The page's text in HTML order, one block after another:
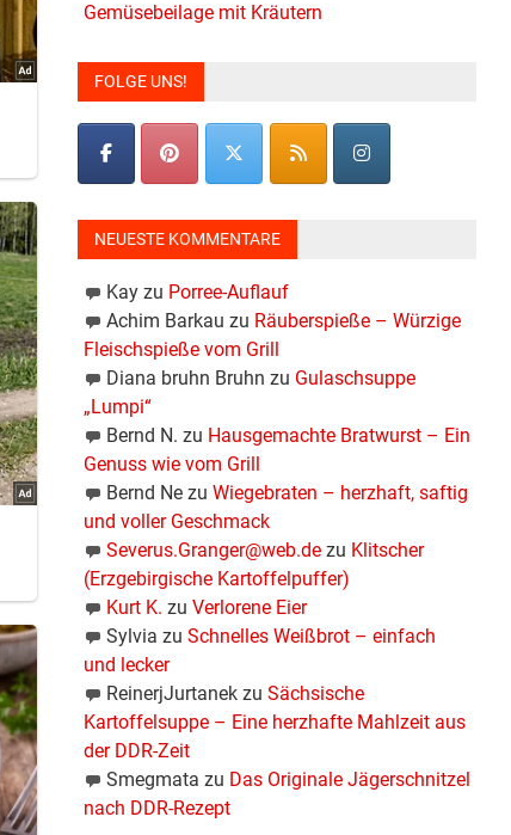
Gemüsebeilage mit Kräutern
FOLGE UNS!
NEUESTE KOMMENTARE
Kayzu Porree-Auflauf
Achim Barkau zu Räuberspieße – Würzige
Fleischspieße vom Grill
Diana bruhn Bruhn zu Gulaschsuppe
„Lumpi“
Bernd N. zu Hausgemachte Bratwurst – Ein
Genuss wie vom Grill
Bernd Nezu Wiegebraten – herzhaft, saftig
und voller Geschmack
Severus.Granger@web.dezu Klitscher
(Erzgebirgische Kartoffelpuffer)
Kurt K. zu Verlorene Eier
Sylvia zu Schnelles Weißbrot – einfach
und lecker
ReinerjJurtanekzu Sächsische
Kartoffelsuppe – Eine herzhafte Mahlzeit aus
der DDR-Zeit
Smegmata zu Das Originale Jägerschnitzel
nach DDR-Rezept